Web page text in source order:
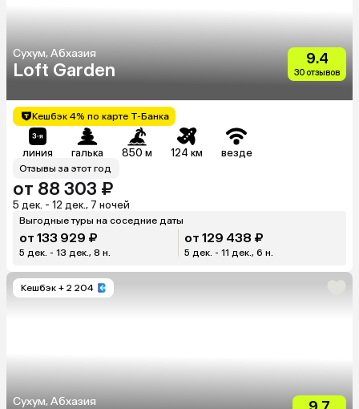
Сухум, Абхазия
Loft Garden
9.4
30 отзывов
Кешбэк 4% по карте Т-Банка
линия галька 850 м 124 км везде
Отзывы за этот год
от 88 303 ₽
5 дек. - 12 дек., 7 ночей
Выгодные туры на соседние даты
от 133 929 ₽
5 дек. - 13 дек., 8 н.
от 129 438 ₽
5 дек. - 11 дек., 6 н.
Кешбэк + 2 204
Сухум, Абхазия